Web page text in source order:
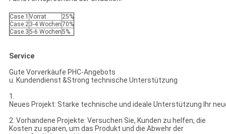
Case.1 Vorrat
25%
Case.23-4 Wochen70%
Case.35-6 Wochen5%
Service
Gute Vorverkäufe PHC-Angebots
u. Kundendienst &Strong technische Unterstützung
1.
Neues Projekt: Starke technische und ideale Unterstützung Ihr
2. Vorhandene Projekte: Versuchen Sie, Kunden zu helfen, die
Kosten zu sparen, um das Produkt und die Abwehr der